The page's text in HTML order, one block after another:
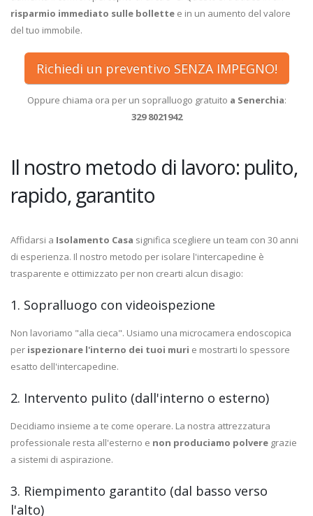
risparmio immediato sulle bollette e in un aumento del valore
del tuo immobile.
Richiedi un preventivo SENZA IMPEGNO!
Oppure chiama ora per un sopralluogo gratuito a Senerchia:
329 8021942
Il nostro metodo di lavoro: pulito,
rapido, garantito
Affidarsi a Isolamento Casa significa scegliere un team con 30 anni
di esperienza. Il nostro metodo per isolare l'intercapedine è
trasparente e ottimizzato per non crearti alcun disagio:
1. Sopralluogo con videoispezione
Non lavoriamo "alla cieca". Usiamo una microcamera endoscopica
per ispezionare l'interno dei tuoi muri e mostrarti lo spessore
esatto dell'intercapedine.
2. Intervento pulito (dall'interno o esterno)
Decidiamo insieme a te come operare. La nostra attrezzatura
professionale resta all'esterno e non produciamo polvere grazie
a sistemi di aspirazione.
3. Riempimento garantito (dal basso verso
l'alto)